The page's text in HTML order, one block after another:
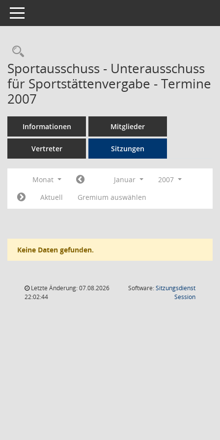
Toggle navigation
Rechercheauswahl
Sportausschuss - Unterausschuss
für Sportstättenvergabe - Termine
2007
Informationen Mitglieder
Vertreter Sitzungen
Monat Januar
2007
Aktuell
Gremium auswählen
Keine Daten gefunden.
Letzte Änderung: 07.08.2026
22:02:44
Software:Sitzungsdienst
Session(Wird in